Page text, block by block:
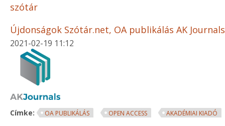
szótár
Újdonságok Szótár.net, OA publikálás AK Journals
2021-02-19 11:12
Címke: OA PUBLIKÁLÁS OPEN ACCESS AKADÉMIAI KIADÓ